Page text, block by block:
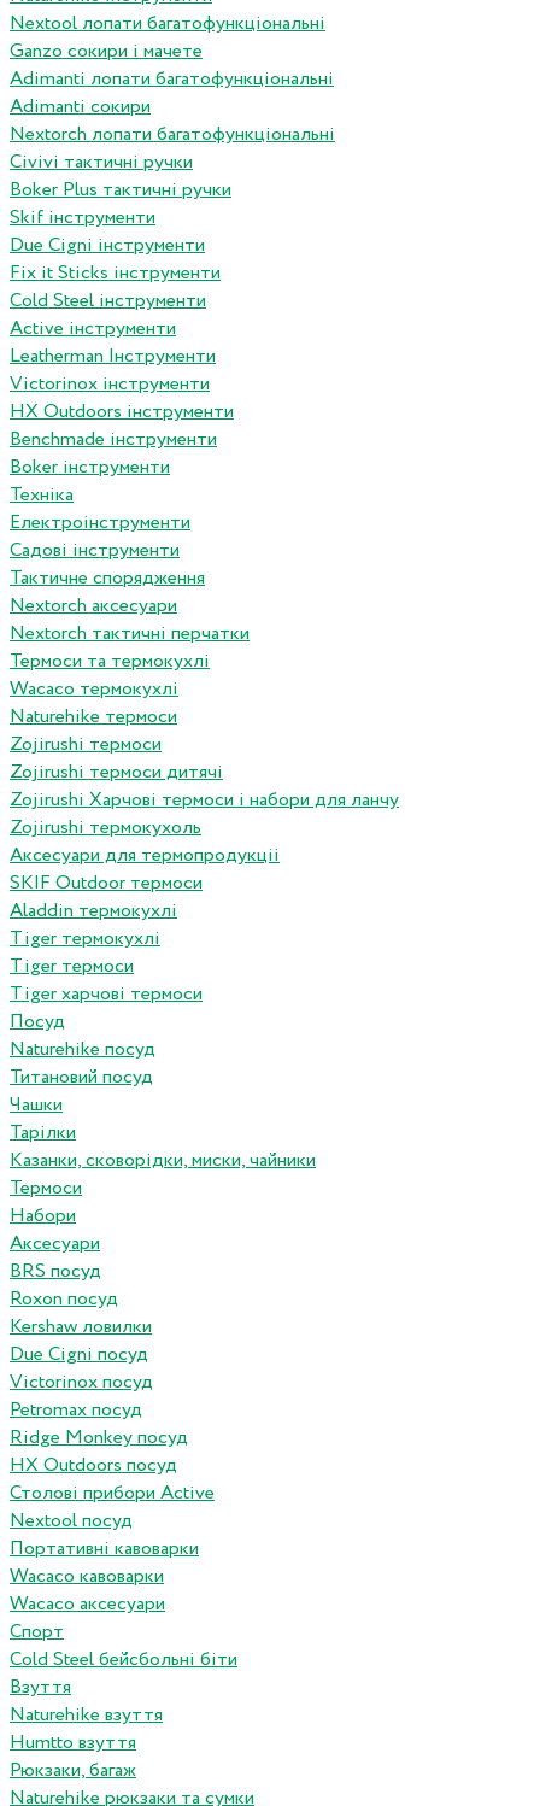
Nextool лопати багатофункціональні
Ganzo сокири і мачете
Adimanti лопати багатофункціональні
Adimanti сокири
Nextorch лопати багатофункціональні
Сivivi тактичні ручки
Boker Plus тактичні ручки
Skif інструменти
Due Cigni інструменти
Fix it Sticks інструменти
Сold Steel інструменти
Active інструменти
Leatherman Інструменти
Victorinox інструменти
HX Outdoors інструменти
Benchmade інструменти
Boker інструменти
Техніка
Електроінструменти
Садові інструменти
Тактичне спорядження
Nextorch аксесуари
Nextorch тактичні перчатки
Термоси та термокухлі
Wacaco термокухлі
Naturehike термоси
Zojirushi термоси
Zojirushi термоси дитячі
Zojirushi Харчові термоси і набори для ланчу
Zojirushi термокухоль
Аксесуари для термопродукціі
SKIF Outdoor термоси
Aladdin термокухлі
Tiger термокухлі
Tiger термоси
Tiger харчові термоси
Посуд
Naturehike посуд
Титановий посуд
Чашки
Тарілки
Казанки, сковорідки, миски, чайники
Термоси
Набори
Аксесуари
BRS посуд
Roxon посуд
Kershaw ловилки
Due Cigni посуд
Victorinox посуд
Petromax посуд
Ridge Monkey посуд
HX Outdoors посуд
Столові прибори Active
Nextool посуд
Портативні кавоварки
Wacaco кавоварки
Wacaco аксесуари
Спорт
Cold Steel бейсбольні біти
Взуття
Naturehike взуття
Humtto взуття
Рюкзаки, багаж
Naturehike рюкзаки та сумки